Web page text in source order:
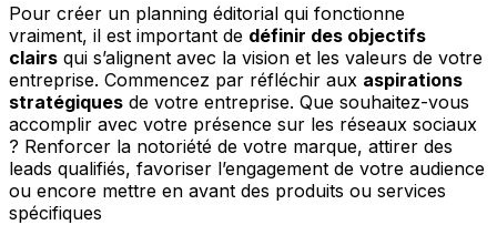
Pour créer un planning éditorial qui fonctionne
vraiment, il est important de définir des objectifs
clairs qui s’alignent avec la vision et les valeurs de votre
entreprise. Commencez par réfléchir aux aspirations
stratégiques de votre entreprise. Que souhaitez-vous
accomplir avec votre présence sur les réseaux sociaux
? Renforcer la notoriété de votre marque, attirer des
leads qualifiés, favoriser l’engagement de votre audience
ou encore mettre en avant des produits ou services
spécifiques